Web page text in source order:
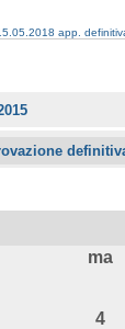
app.
ma
4